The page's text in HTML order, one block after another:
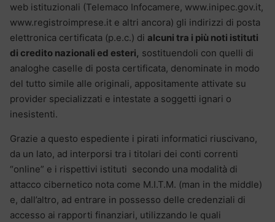
web istituzionali (Telemaco Infocamere, www.inipec.gov.it,
www.registroimprese.it e altri ancora) gli indirizzi di posta
elettronica certificata (p.e.c.) di alcuni tra i più noti istituti
di credito nazionali ed esteri, sostituendoli con quelli di
analoghe caselle di posta certificata, denominate in modo
del tutto simile alle originali, appositamente attivate su
provider specializzati e intestate a soggetti ignari o
inesistenti.
Grazie a questo espediente i pirati informatici riuscivano,
da un lato, ad interporsi tra i titolari dei conti correnti
“online” e i rispettivi istituti secondo una modalità di
attacco cibernetico nota come M.I.T.M. (man in the middle)
e, dall’altro, ad entrare in possesso delle credenziali di
accesso ai rapporti finanziari, utilizzando le quali